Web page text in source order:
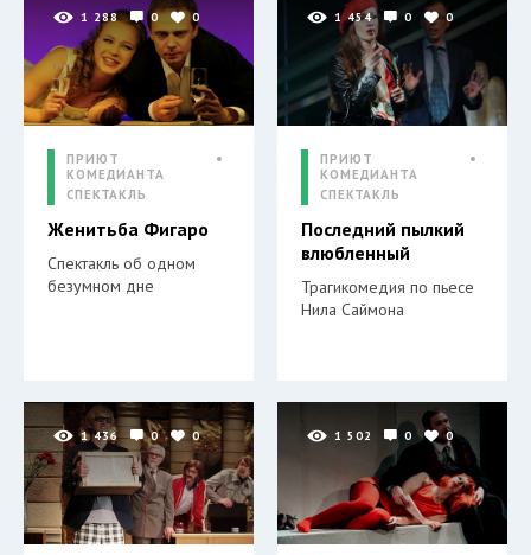
1 288 0 0
ПРИЮТ
КОМЕДИАНТА
СПЕКТАКЛЬ
Женитьба Фигаро
Спектакль об одном
безумном дне
1 454 0 0
ПРИЮТ
КОМЕДИАНТА
СПЕКТАКЛЬ
Последний пылкий
влюбленный
Трагикомедия по пьесе
Нила Саймона
1 436 0 0 1 502 0 0